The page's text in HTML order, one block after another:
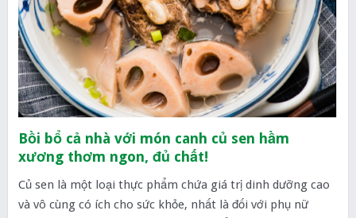
Bồi bổ cả nhà với món canh củ sen hầm
xương thơm ngon, đủ chất!
Củ sen là một loại thực phẩm chứa giá trị dinh dưỡng cao
và vô cùng có ích cho sức khỏe, nhất là đối với phụ nữ